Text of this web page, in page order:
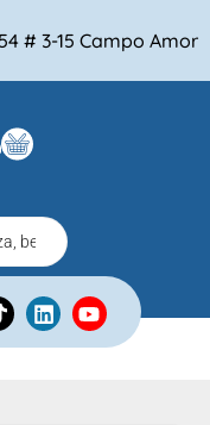
# 3-15 Campo Amor